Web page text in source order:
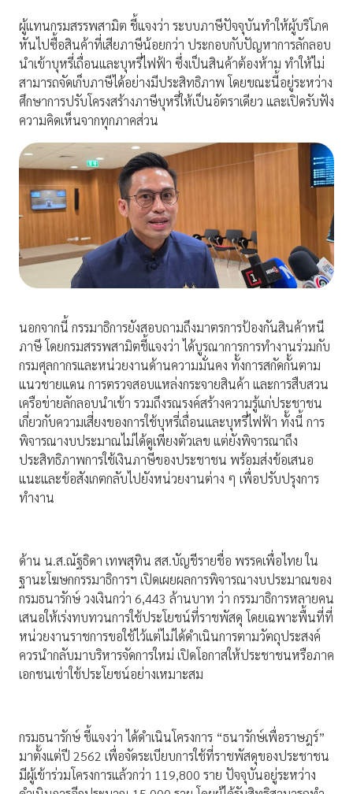
ผู้แทนกรมสรรพสามิต ชี้แจงว่า ระบบภาษีปัจจุบันทำให้ผู้บริโภค
หันไปซื้อสินค้าที่เสียภาษีน้อยกว่า ประกอบกับปัญหาการลักลอบ
นำเข้าบุหรี่เถื่อนและบุหรี่ไฟฟ้า ซึ่งเป็นสินค้าต้องห้าม ทำให้ไม่
สามารถจัดเก็บภาษีได้อย่างมีประสิทธิภาพ โดยขณะนี้อยู่ระหว่าง
ศึกษาการปรับโครงสร้างภาษีบุหรี่ให้เป็นอัตราเดียว และเปิดรับฟัง
ความคิดเห็นจากทุกภาคส่วน
นอกจากนี้ กรรมาธิการยังสอบถามถึงมาตรการป้องกันสินค้าหนี
ภาษี โดยกรมสรรพสามิตชี้แจงว่า ได้บูรณาการการทำงานร่วมกับ
กรมศุลกากรและหน่วยงานด้านความมั่นคง ทั้งการสกัดกั้นตาม
แนวชายแดน การตรวจสอบแหล่งกระจายสินค้า และการสืบสวน
เครือข่ายลักลอบนำเข้า รวมถึงรณรงค์สร้างความรู้แก่ประชาชน
เกี่ยวกับความเสี่ยงของการใช้บุหรี่เถื่อนและบุหรี่ไฟฟ้า ทั้งนี้ การ
พิจารณางบประมาณไม่ได้ดูเพียงตัวเลข แต่ยังพิจารณาถึง
ประสิทธิภาพการใช้เงินภาษีของประชาชน พร้อมส่งข้อเสนอ
แนะและข้อสังเกตกลับไปยังหน่วยงานต่าง ๆ เพื่อปรับปรุงการ
ทำงาน
ด้าน น.ส.ณัฐธิดา เทพสุทิน สส.บัญชีรายชื่อ พรรคเพื่อไทย ใน
ฐานะโฆษกกรรมาธิการฯ เปิดเผยผลการพิจารณางบประมาณของ
กรมธนารักษ์ วงเงินกว่า 6,443 ล้านบาท ว่า กรรมาธิการหลายคน
เสนอให้เร่งทบทวนการใช้ประโยชน์ที่ราชพัสดุ โดยเฉพาะพื้นที่ที่
หน่วยงานราชการขอใช้ไว้แต่ไม่ได้ดำเนินการตามวัตถุประสงค์
ควรนำกลับมาบริหารจัดการใหม่ เปิดโอกาสให้ประชาชนหรือภาค
เอกชนเช่าใช้ประโยชน์อย่างเหมาะสม
กรมธนารักษ์ ชี้แจงว่า ได้ดำเนินโครงการ “ธนารักษ์เพื่อราษฎร์”
มาตั้งแต่ปี 2562 เพื่อจัดระเบียบการใช้ที่ราชพัสดุของประชาชน
มีผู้เข้าร่วมโครงการแล้วกว่า 119,800 ราย ปัจจุบันอยู่ระหว่าง